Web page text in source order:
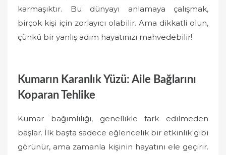
karmaşıktır. Bu dünyayı anlamaya çalışmak,
birçok kişi için zorlayıcı olabilir. Ama dikkatli olun,
çünkü bir yanlış adım hayatınızı mahvedebilir!
Kumarın Karanlık Yüzü: Aile Bağlarını
Koparan Tehlike
Kumar bağımlılığı, genellikle fark edilmeden
başlar. İlk başta sadece eğlencelik bir etkinlik gibi
görünür, ama zamanla kişinin hayatını ele geçirir.